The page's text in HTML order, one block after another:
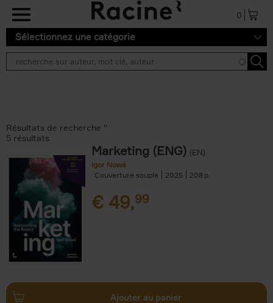
Aller au contenu principal
0
Sélectionnez une catégorie
Résultats de recherche ''
5 résultats
Marketing (ENG) (EN)
Igor Nowé
Couverture souple
2025 208
€ 49,99
Ajouter au panier